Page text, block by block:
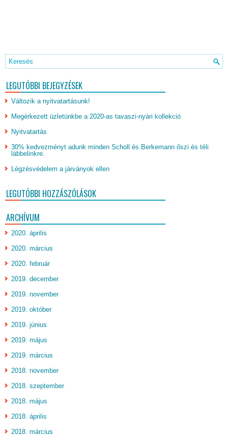
LEGUTÓBBI BEJEGYZÉSEK
Változik a nyitvatartásunk!
Megérkezett üzletünkbe a 2020-as tavaszi-nyári kollekció
Nyitvatartás
30% kedvezményt adunk minden Scholl és Berkemann őszi és téli
lábbelinkre.
Légzésvédelem a járványok ellen
LEGUTÓBBI HOZZÁSZÓLÁSOK
ARCHÍVUM
2020. április
2020. március
2020. február
2019. december
2019. november
2019. október
2019. június
2019. május
2019. március
2018. november
2018. szeptember
2018. május
2018. április
2018. március